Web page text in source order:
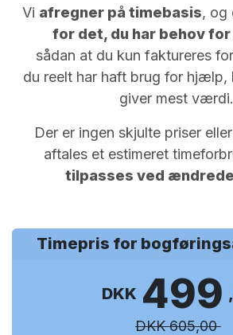
Vi afregner på timebasis, og
for det, du har behov
sådan at du kun faktureres
du reelt har haft brug for hjælp,
giver mest værdi.
Der er ingen skjulte priser
aftales et estimeret
tilpasses ved
Timepris for
DKK 499
DKK 605,00